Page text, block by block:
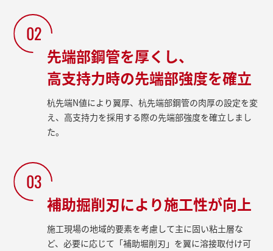
02
先端部鋼管を厚くし、
高支持力時の先端部強度を確立
杭先端N値により翼厚、杭先端部鋼管の肉厚の設定を変
え、高支持力を採用する際の先端部強度を確立しまし
た。
03
補助掘削刃により施工性が向上
施工現場の地域的要素を考慮して主に固い粘土層な
ど、必要に応じて「補助堀削刃」を翼に溶接取付け可